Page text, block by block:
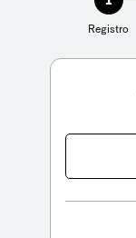
Registro